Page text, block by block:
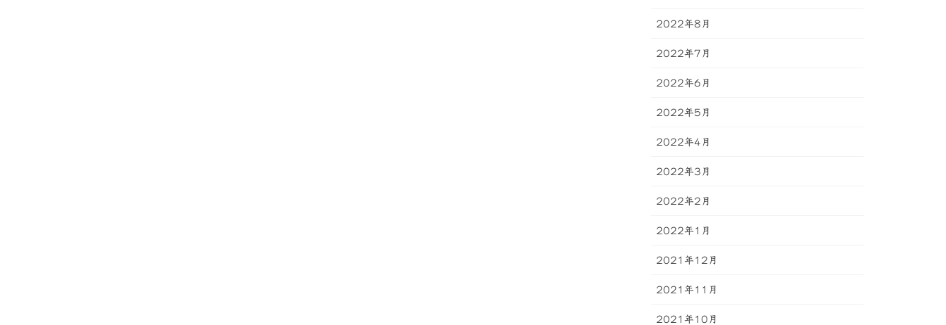
2022年8月
2022年7月
2022年6月
2022年5月
2022年4月
2022年3月
2022年2月
2022年1月
2021年12月
2021年11月
2021年10月